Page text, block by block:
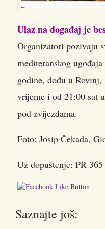
Ulaz na događaj je
Organizatori pozivaju
mediteranskog
godine, dođu u Rovinj,
vrijeme i od 21:00 sat
pod zvijezdama.
Foto: Josip Čekada,
Uz dopuštenje: PR 365
Saznajte još: